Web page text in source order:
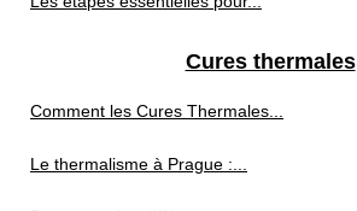
Cures thermales
Comment les Cures Thermales...
Le thermalisme à Prague :...